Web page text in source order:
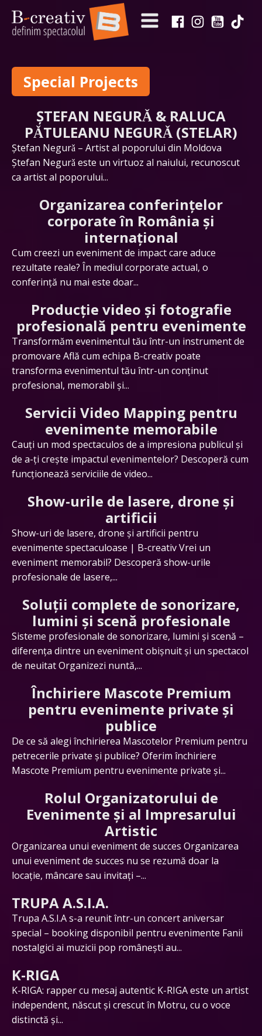
Special Projects
ȘTEFAN NEGURǍ & RALUCA
PǍTULEANU NEGURǍ (STELAR)
Ştefan Negurǎ – Artist al poporului din Moldova
Ştefan Negurǎ este un virtuoz al naiului, recunoscut
ca artist al poporului...
Organizarea conferințelor
corporate în România și
internațional
Cum creezi un eveniment de impact care aduce
rezultate reale? În mediul corporate actual, o
conferință nu mai este doar...
Producție video și fotografie
profesională pentru evenimente
Transformăm evenimentul tău într-un instrument de
promovare Află cum echipa B-creativ poate
transforma evenimentul tău într-un conținut
profesional, memorabil și...
Servicii Video Mapping pentru
evenimente memorabile
Cauți un mod spectaculos de a impresiona publicul și
de a-ți crește impactul evenimentelor? Descoperă cum
funcționează serviciile de video...
Show-urile de lasere, drone și
artificii
Show-uri de lasere, drone și artificii pentru
evenimente spectaculoase | B-creativ Vrei un
eveniment memorabil? Descoperă show-urile
profesionale de lasere,...
Soluții complete de sonorizare,
lumini și scenă profesionale
Sisteme profesionale de sonorizare, lumini și scenă –
diferența dintre un eveniment obișnuit și un spectacol
de neuitat Organizezi nuntă,...
Închiriere Mascote Premium
pentru evenimente private și
publice
De ce să alegi închirierea Mascotelor Premium pentru
petrecerile private și publice? Oferim închiriere
Mascote Premium pentru evenimente private și...
Rolul Organizatorului de
Evenimente și al Impresarului
Artistic
Organizarea unui eveniment de succes Organizarea
unui eveniment de succes nu se rezumă doar la
locație, mâncare sau invitați –...
TRUPA A.S.I.A.
Trupa A.S.I.A s-a reunit într-un concert aniversar
special – booking disponibil pentru evenimente Fanii
nostalgici ai muzicii pop românești au...
K-RIGA
K-RIGA: rapper cu mesaj autentic K-RIGA este un artist
independent, născut și crescut în Motru, cu o voce
distinctă și...